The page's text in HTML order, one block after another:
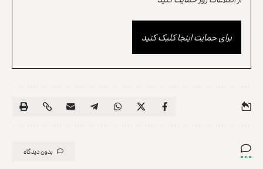
برای حمایت اینجا کلیک کنید
بدون دیدگاه